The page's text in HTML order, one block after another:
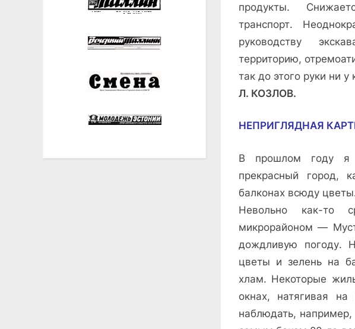
продукты.
транспорт.
руководству
территорию,
так до этого руки ни у
Л. КОЗЛОВ.
НЕПРИГЛЯДНАЯ
В прошлом году я
прекрасный город,
балконах всюду
Невольно как-то
микрорайоном —
дождливую погоду.
цветы и зелень на
хлам. Некоторые
окнах, натягивая
наблюдать,